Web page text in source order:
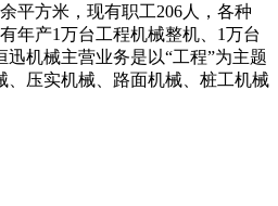
平方米，现有职工206人，各种
年产1万台工程机械整机、1万台
机械主营业务是以“工程”为主题
、压实机械、路面机械、桩工机械